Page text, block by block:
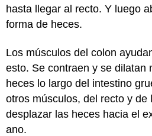
hasta llegar al recto. Y luego
forma de heces.
Los músculos del colon
esto. Se contraen y se dilatan
heces lo largo del intestino
otros músculos, del recto y de
desplazar las heces hacia el
ano.